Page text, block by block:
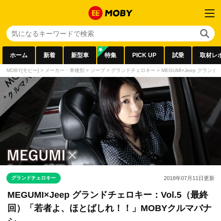
ホーム 新着 新型車 特集 PICK UP 試乗 取材レ
MOBY[モビー] > メーカー・車種別 > ジープ > グランドチェロキー > MEGUMI×Jeep グランド
グランドチェロキー 2018年07月11日更新
MEGUMI×Jeep グランドチェロキー：Vol.5（最終
回）「若者よ、ほとばしれ！！」MOBYクルマバナ